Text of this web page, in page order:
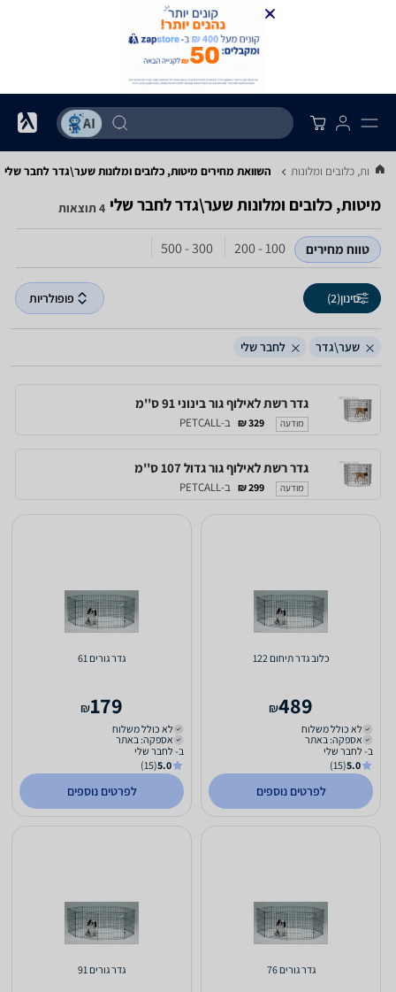
מיטות, כלובים ומלונות השוואת מחירים מיטות, כלובים ומלונות ‏שער\גדר ‏לחבר שלי
מיטות, כלובים ומלונות ‏שער\גדר ‏לחבר שלי 4 תוצאות
טווח מחירים 100 - 200
300 - 500
סינון(2) פופולריות
שער\גדר לחבר שלי
גדר רשת לאילוף גור בינוני 91 ס''מ
מודעה 329 ₪ ב-PETCALL
גדר רשת לאילוף גור גדול 107 ס''מ
מודעה 299 ₪ ב-PETCALL
כלוב גדר תיחום 122
489
₪
לא כולל משלוח
אספקה: באתר
ב- לחבר שלי
5.0
(15)
לפרטים נוספים
גדר גורים 61
179
₪
לא כולל משלוח
אספקה: באתר
ב- לחבר שלי
5.0
(15)
לפרטים נוספים
גדר גורים 76 גדר גורים 91